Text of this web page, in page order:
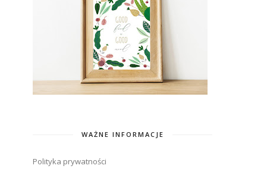
WAŻNE INFORMACJE
Polityka prywatności